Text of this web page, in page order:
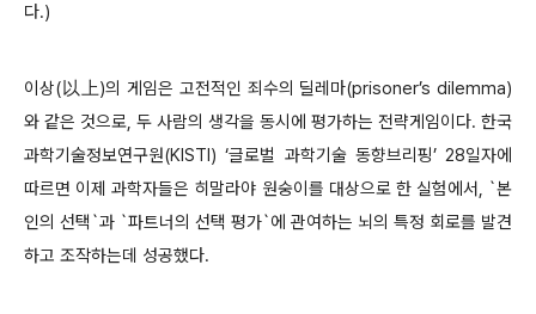
다.)
이상(以上)의 게임은 고전적인 죄수의 딜레마(prisoner’s dilemma)
와 같은 것으로, 두 사람의 생각을 동시에 평가하는 전략게임이다. 한국
과학기술정보연구원(KISTI) ‘글로벌 과학기술 동향브리핑’ 28일자에
따르면 이제 과학자들은 히말라야 원숭이를 대상으로 한 실험에서, `본
인의 선택`과 `파트너의 선택 평가`에 관여하는 뇌의 특정 회로를 발견
하고 조작하는데 성공했다.